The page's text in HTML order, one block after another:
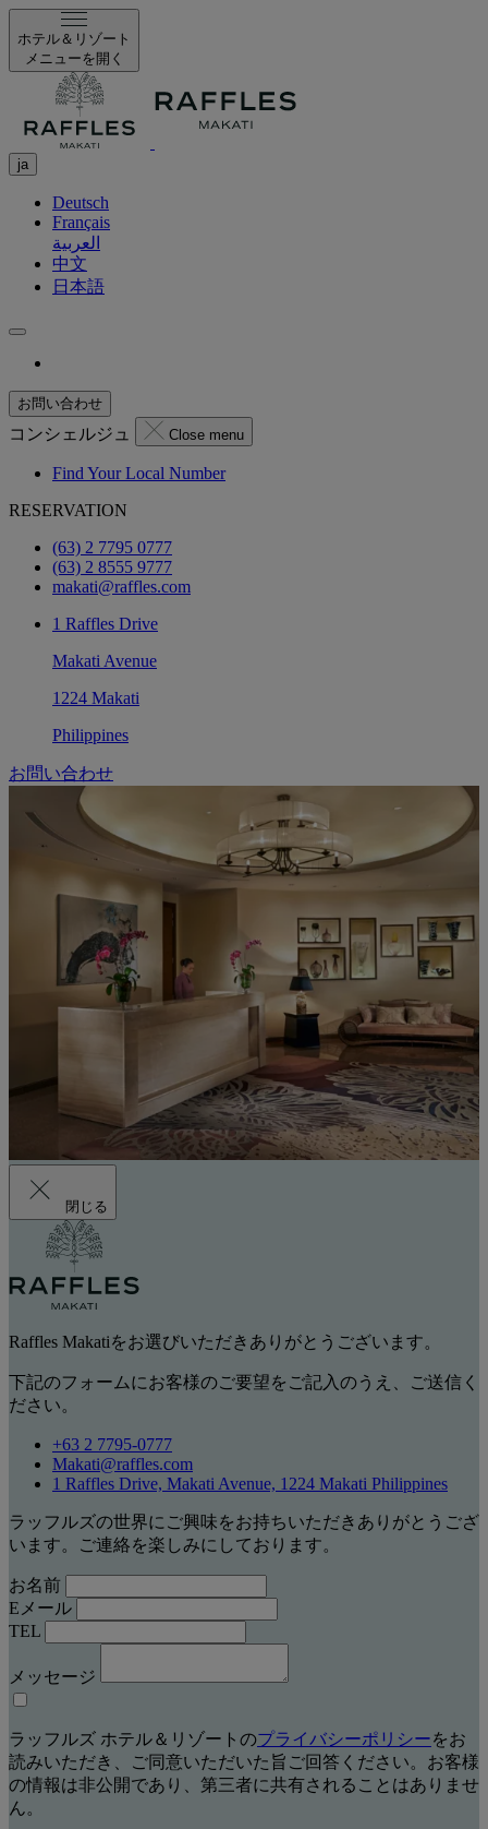
ホテル＆リゾート
メニューを開く
ja
Deutsch
Français
العربية
中文
日本語
お問い合わせ
コンシェルジュ Close menu
Find Your Local Number
RESERVATION
(63) 2 7795 0777
(63) 2 8555 9777
makati@raffles.com
1 Raffles Drive
Makati Avenue
1224 Makati
Philippines
お問い合わせ
閉じる
Raffles Makatiをお選びいただきありがとうございます。
下記のフォームにお客様のご要望をご記入のうえ、ご送信く
ださい。
+63 2 7795-0777
Makati@raffles.com
1 Raffles Drive, Makati Avenue, 1224 Makati Philippines
ラッフルズの世界にご興味をお持ちいただきありがとうござ
います。ご連絡を楽しみにしております。
お名前
Eメール
TEL
メッセージ
ラッフルズ ホテル＆リゾートのプライバシーポリシーをお
読みいただき、ご同意いただいた旨ご回答ください。お客様
の情報は非公開であり、第三者に共有されることはありませ
ん。